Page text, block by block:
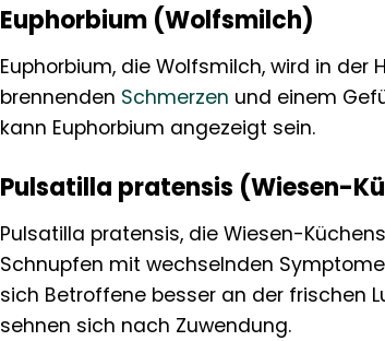
Euphorbium (Wolfsmilch)
Euphorbium, die Wolfsmilch, wird in
brennenden Schmerzen und einem
kann Euphorbium angezeigt sein.
Pulsatilla pratensis (Wiesen-
Pulsatilla pratensis, die Wiesen-
Schnupfen mit wechselnden
sich Betroffene besser an der frischen
sehnen sich nach Zuwendung.